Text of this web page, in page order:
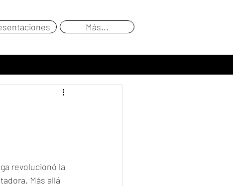
Más...
revolucionó la
Más allá